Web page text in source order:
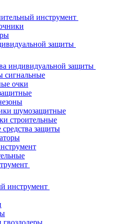
инструмент
защиты
индивидуальной защиты
сигнальные
очки
шумозащитные
строительные
защиты
инструмент